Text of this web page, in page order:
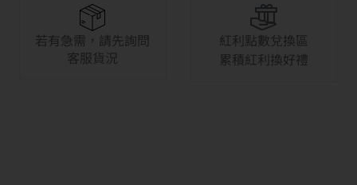
若有急需，請先詢問
客服貨況
紅利點數兌換區
累積紅利換好禮